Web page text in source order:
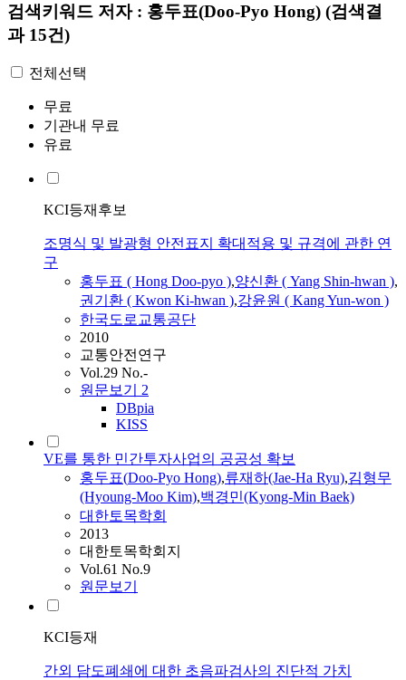
검색키워드 저자 : 홍두표(Doo-Pyo Hong) (검색결
과 15건)
전체선택
무료
기관내 무료
유료
KCI등재후보
조명식 및 발광형 안전표지 확대적용 및 규격에 관한 연
구
홍두표 ( Hong Doo-pyo ),양신환 ( Yang Shin-hwan ),
권기환 ( Kwon Ki-hwan ),강윤원 ( Kang Yun-won )
한국도로교통공단
2010
교통안전연구
Vol.29 No.-
원문보기 2
DBpia
KISS
VE를 통한 민간투자사업의 공공성 확보
홍두표(Doo-Pyo Hong),류재하(Jae-Ha Ryu),김형무
(Hyoung-Moo Kim),백경민(Kyong-Min Baek)
대한토목학회
2013
대한토목학회지
Vol.61 No.9
원문보기
KCI등재
간외 담도폐쇄에 대한 초음파검사의 진단적 가치